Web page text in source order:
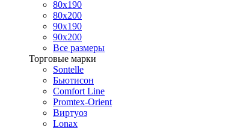
80х190
80х200
90х190
90х200
Все размеры
Торговые марки
Sontelle
Бьютисон
Comfort Line
Promtex-Orient
Виртуоз
Lonax